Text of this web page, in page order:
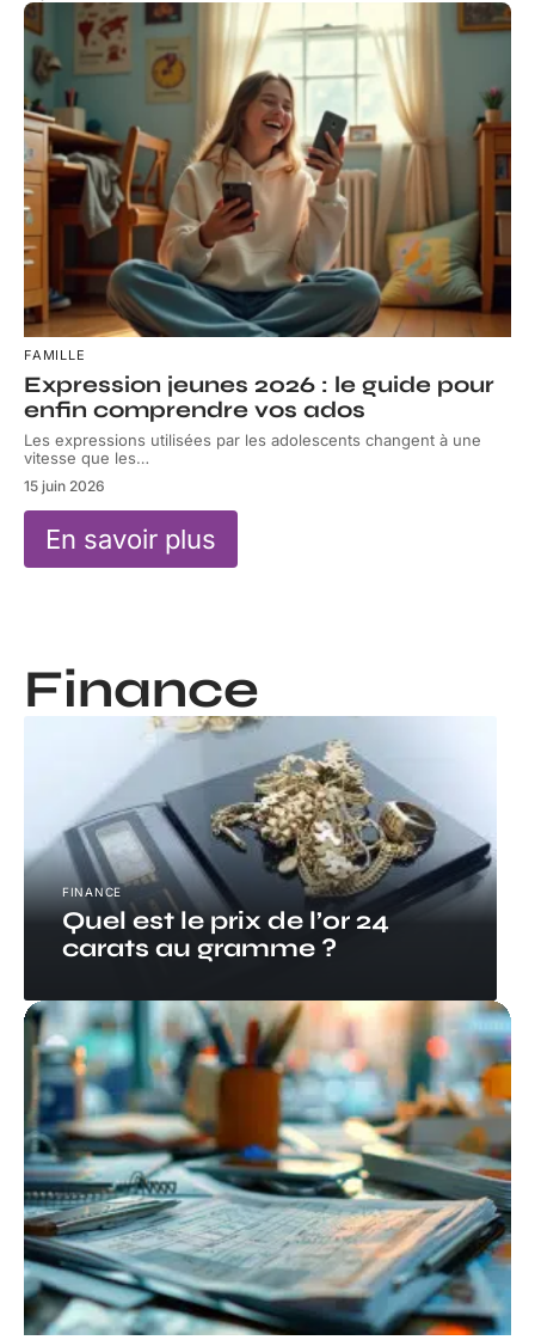
FAMILLE
Expression jeunes 2026 : le guide pour
enfin comprendre vos ados
Les expressions utilisées par les adolescents changent à une
vitesse que les…
15 juin 2026
En savoir plus
Finance
FINANCE
Quel est le prix de l’or 24
carats au gramme ?